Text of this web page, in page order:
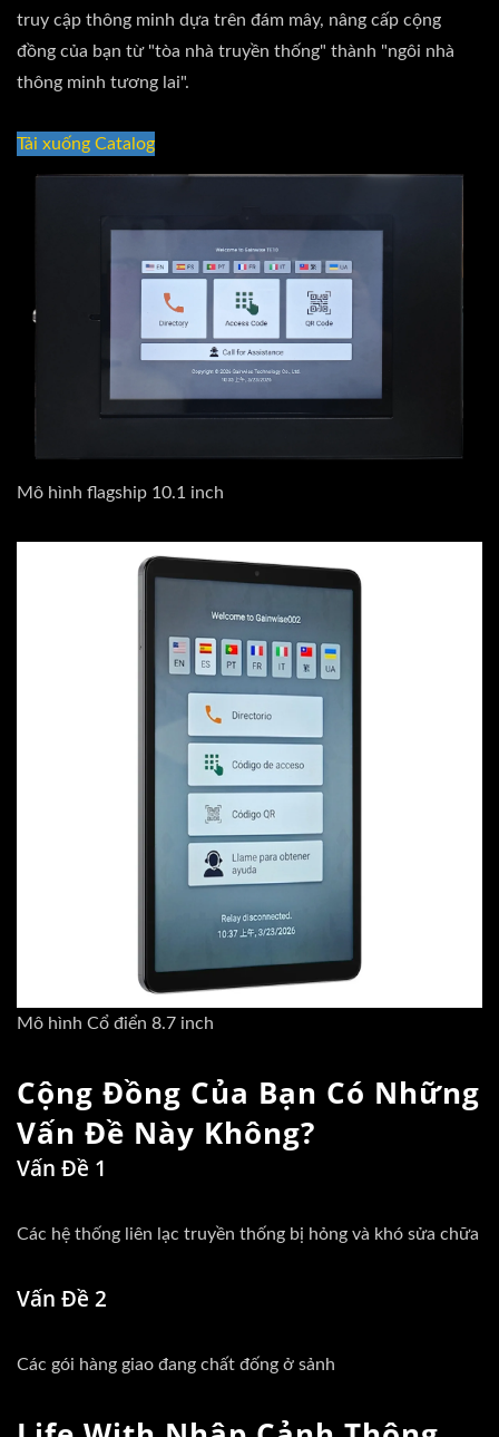
truy cập thông minh dựa trên đám mây, nâng cấp cộng
đồng của bạn từ "tòa nhà truyền thống" thành "ngôi nhà
thông minh tương lai".
Tải xuống Catalog
Mô hình flagship 10.1 inch
Mô hình Cổ điển 8.7 inch
Cộng Đồng Của Bạn Có Những
Vấn Đề Này Không?
Vấn Đề 1
Các hệ thống liên lạc truyền thống bị hỏng và khó sửa chữa
Vấn Đề 2
Các gói hàng giao đang chất đống ở sảnh